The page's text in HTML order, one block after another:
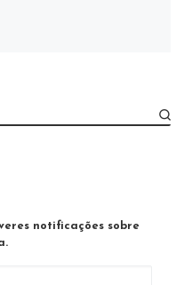
notificações sobre